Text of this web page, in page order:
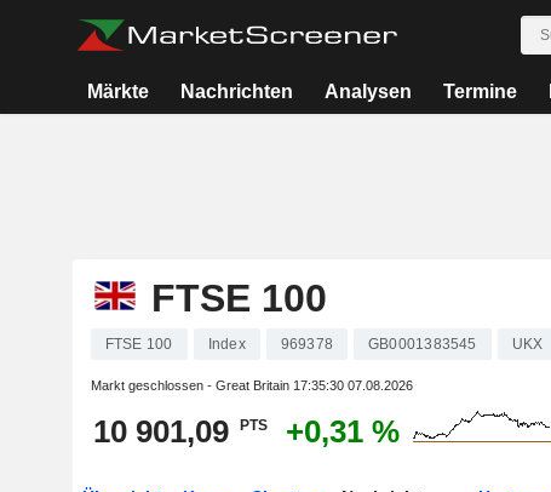
Märkte Nachrichten Analysen Termine
FTSE 100
FTSE 100 Index 969378 GB0001383545 UKX
Markt geschlossen - Great Britain 17:35:30 07.08.2026
10 901,09 PTS +0,31 %